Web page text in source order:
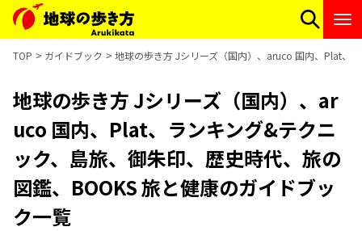
TOP ガイドブック 地球の歩き方 Jシリーズ（国内）、aruco 国内、Plat、
地球の歩き方 Jシリーズ（国内）、ar
uco 国内、Plat、ランキング&テクニ
ック、島旅、御朱印、歴史時代、旅の
図鑑、BOOKS 旅と健康のガイドブッ
ク一覧